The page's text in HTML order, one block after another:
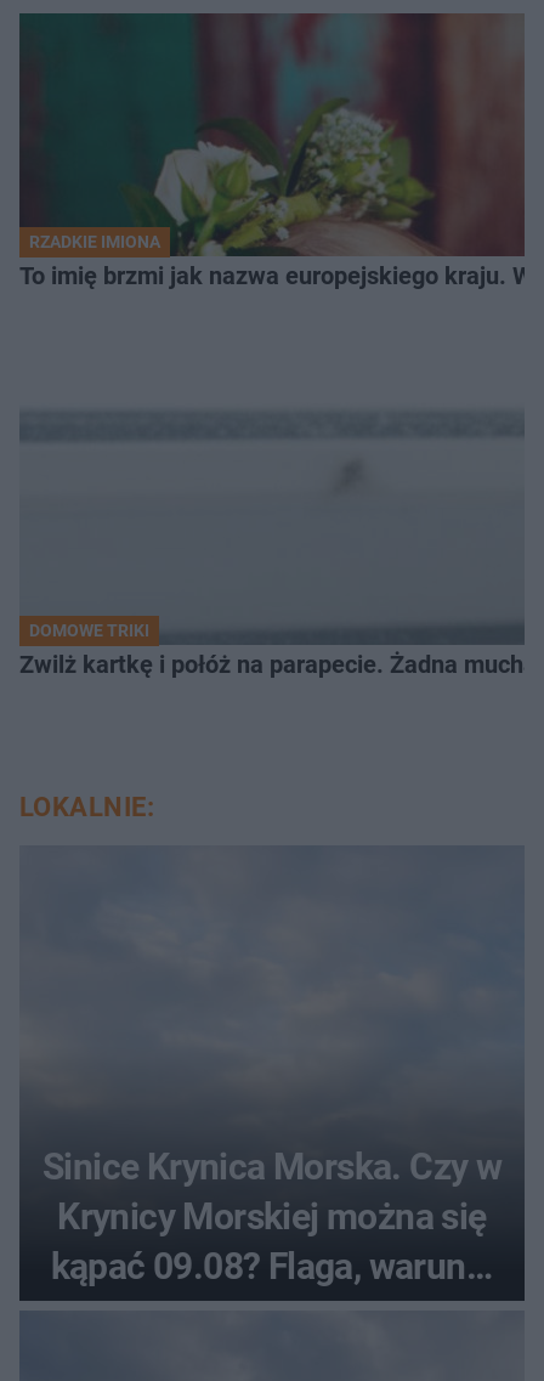
RZADKIE IMIONA
To imię brzmi jak nazwa europejskiego kraju.
DOMOWE TRIKI
Zwilż kartkę i połóż na parapecie. Żadna
LOKALNIE:
Sinice Krynica Morska. Czy w
Krynicy Morskiej można się
kąpać 09.08? Flaga, warunki